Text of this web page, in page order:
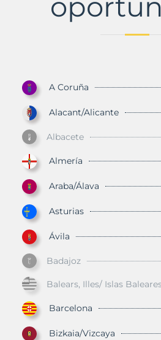
A Coruña
Alacant/Alicante
Albacete
Almería
Araba/Álava
Asturias
Ávila
Badajoz
Balears, Illes/ Islas
Barcelona
Bizkaia/Vizcaya